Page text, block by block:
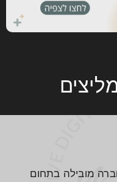
מובילה בתחום